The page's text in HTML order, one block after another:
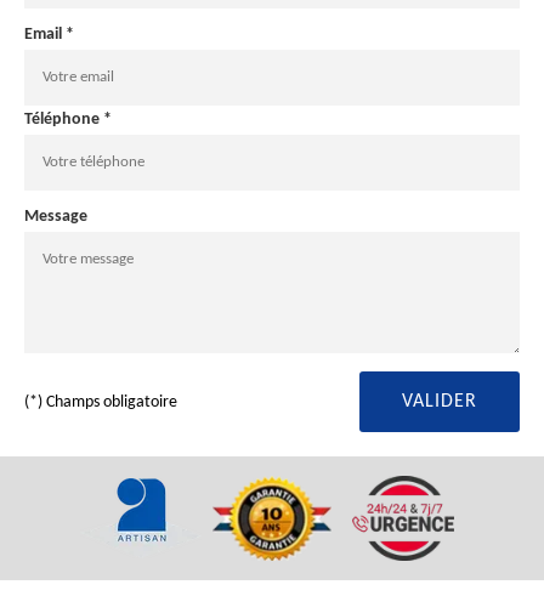
Email *
Téléphone *
Message
(*) Champs obligatoire